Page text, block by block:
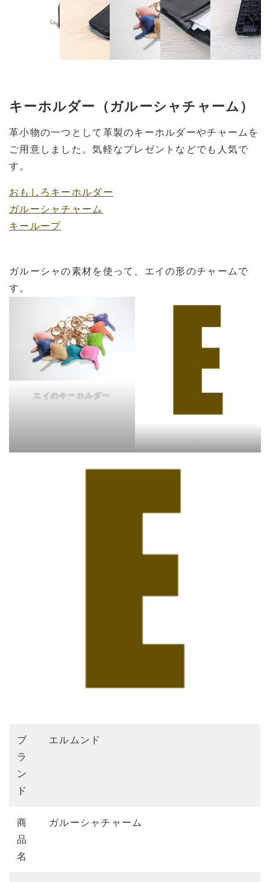
キーホルダー（ガルーシャチャーム）
革小物の一つとして革製のキーホルダーやチャームを
ご用意しました。気軽なプレゼントなどでも人気で
す。
おもしろキーホルダー
ガルーシャチャーム
キーループ
ガルーシャの素材を使って、エイの形のチャームで
す。
エイのキーホルダー
.
ブ
ラ
ン
ド
エルムンド
商
品
名
ガルーシャチャーム